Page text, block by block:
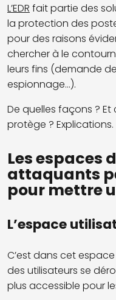
L’EDR fait partie des
la protection des
pour des raisons
chercher à le
leurs fins (demande
espionnage...).
De quelles façons ? Et
protège ? Explications.
Les espaces
attaquants
pour mettre
L’espace
C’est dans cet
des utilisateurs se
plus accessible pour